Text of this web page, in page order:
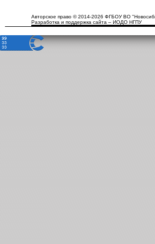
Авторское право © 2014-2026 ФГБОУ ВО
Разработка и поддержка сайта – ИОДО НГПУ